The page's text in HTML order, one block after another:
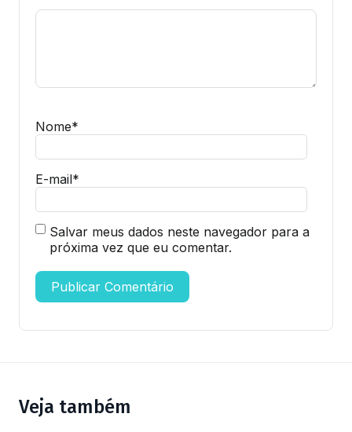
Nome*
E-mail*
Salvar meus dados neste navegador para a
próxima vez que eu comentar.
Veja também